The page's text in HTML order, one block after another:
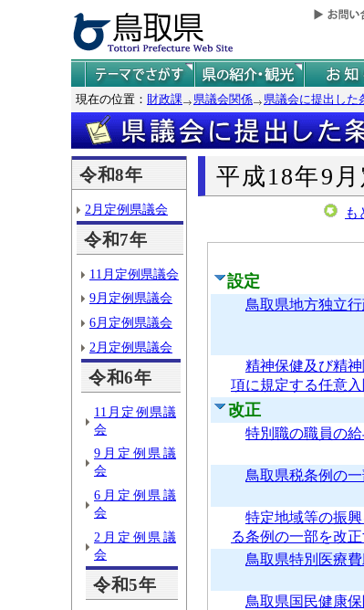
現在の位置： 財政課 県議会関係 県議会に提出した
令和8年
2月定例県議会
令和7年
11月定例県議会
9月定例県議会
6月定例県議会
2月定例県議会
令和6年
11月定例県議
会
9月定例県議
会
6月定例県議
会
2月定例県議
会
令和5年
平成18年9
も
設定
鳥取県地方独立
精神保健及び精
項に規定する任意
改正
特別職の職員の
鳥取県税条例の
特定地域等の振
る条例の一部を改
鳥取県特別医療
鳥取県国民健康